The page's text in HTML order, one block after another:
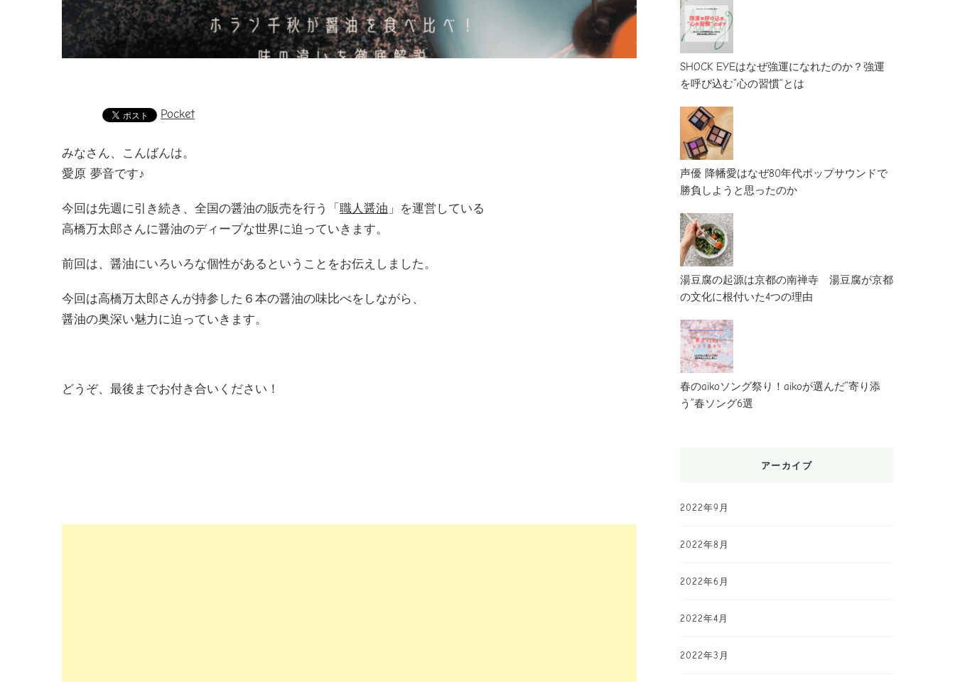
Pocket
みなさん、こんばんは。
愛原 夢音です♪
今回は先週に引き続き、全国の醤油の販売を行う「 職人醤油 」を運営している
高橋万太郎さんに醤油のディープな世界に迫っていきます。
前回は、醤油にいろいろな個性があるということをお伝えしました。
今回は高橋万太郎さんが持参した６本の醤油の味比べをしながら、
醤油の奥深い魅力に迫っていきます。
どうぞ、最後までお付き合いください！
SHOCK EYEはなぜ強運になれたのか？強運
を呼び込む”心の習慣”とは
声優 降幡愛はなぜ80年代ポップサウンドで
勝負しようと思ったのか
湯豆腐の起源は京都の南禅寺 湯豆腐が京都
の文化に根付いた4つの理由
春のaikoソング祭り！aikoが選んだ”寄り添
う”春ソング6選
アーカイブ
2022年9月
2022年8月
2022年6月
2022年4月
2022年3月